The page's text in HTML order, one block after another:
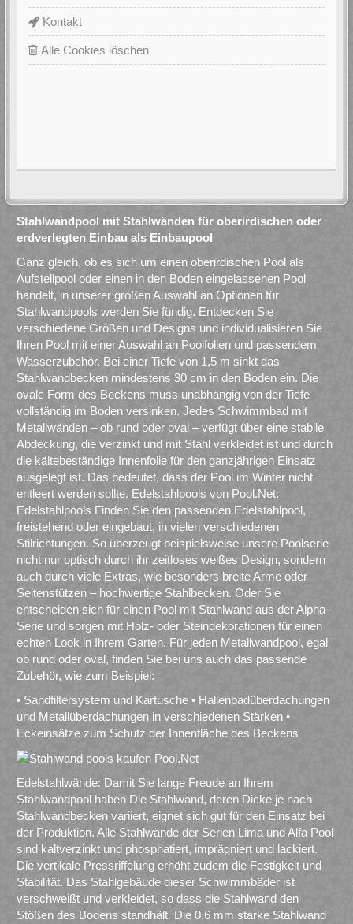
Kontakt
Alle Cookies löschen
Stahlwandpool mit Stahlwänden für oberirdischen oder
erdverlegten Einbau als Einbaupool
Ganz gleich, ob es sich um einen oberirdischen Pool als
Aufstellpool oder einen in den Boden eingelassenen Pool
handelt, in unserer großen Auswahl an Optionen für
Stahlwandpools werden Sie fündig. Entdecken Sie
verschiedene Größen und Designs und individualisieren Sie
Ihren Pool mit einer Auswahl an Poolfolien und passendem
Wasserzubehör. Bei einer Tiefe von 1,5 m sinkt das
Stahlwandbecken mindestens 30 cm in den Boden ein. Die
ovale Form des Beckens muss unabhängig von der Tiefe
vollständig im Boden versinken. Jedes Schwimmbad mit
Metallwänden – ob rund oder oval – verfügt über eine stabile
Abdeckung, die verzinkt und mit Stahl verkleidet ist und durch
die kältebeständige Innenfolie für den ganzjährigen Einsatz
ausgelegt ist. Das bedeutet, dass der Pool im Winter nicht
entleert werden sollte. Edelstahlpools von Pool.Net:
Edelstahlpools Finden Sie den passenden Edelstahlpool,
freistehend oder eingebaut, in vielen verschiedenen
Stilrichtungen. So überzeugt beispielsweise unsere Poolserie
nicht nur optisch durch ihr zeitloses weißes Design, sondern
auch durch viele Extras, wie besonders breite Arme oder
Seitenstützen – hochwertige Stahlbecken. Oder Sie
entscheiden sich für einen Pool mit Stahlwand aus der Alpha-
Serie und sorgen mit Holz- oder Steindekorationen für einen
echten Look in Ihrem Garten. Für jeden Metallwandpool, egal
ob rund oder oval, finden Sie bei uns auch das passende
Zubehör, wie zum Beispiel:
• Sandfiltersystem und Kartusche • Hallenbadüberdachungen
und Metallüberdachungen in verschiedenen Stärken •
Eckeinsätze zum Schutz der Innenfläche des Beckens
Edelstahlwände: Damit Sie lange Freude an Ihrem
Stahlwandpool haben Die Stahlwand, deren Dicke je nach
Stahlwandbecken variiert, eignet sich gut für den Einsatz bei
der Produktion. Alle Stahlwände der Serien Lima und Alfa Pool
sind kaltverzinkt und phosphatiert, imprägniert und lackiert.
Die vertikale Pressriffelung erhöht zudem die Festigkeit und
Stabilität. Das Stahlgebäude dieser Schwimmbäder ist
verschweißt und verkleidet, so dass die Stahlwand den
Stößen des Bodens standhält. Die 0,6 mm starke Stahlwand